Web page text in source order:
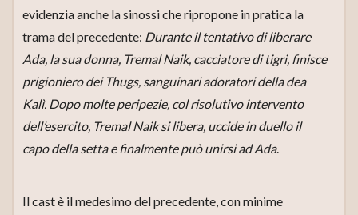
evidenzia anche la sinossi che ripropone in pratica la
trama del precedente: Durante il tentativo di liberare
Ada, la sua donna, Tremal Naik, cacciatore di tigri, finisce
prigioniero dei Thugs, sanguinari adoratori della dea
Kalì. Dopo molte peripezie, col risolutivo intervento
dell’esercito, Tremal Naik si libera, uccide in duello il
capo della setta e finalmente può unirsi ad Ada.
Il cast è il medesimo del precedente, con minime